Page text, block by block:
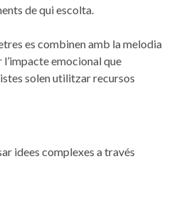
de qui escolta.
es combinen​ amb ⁢la melodia
emocional que
solen utilitzar recursos
idees complexes ‍a través